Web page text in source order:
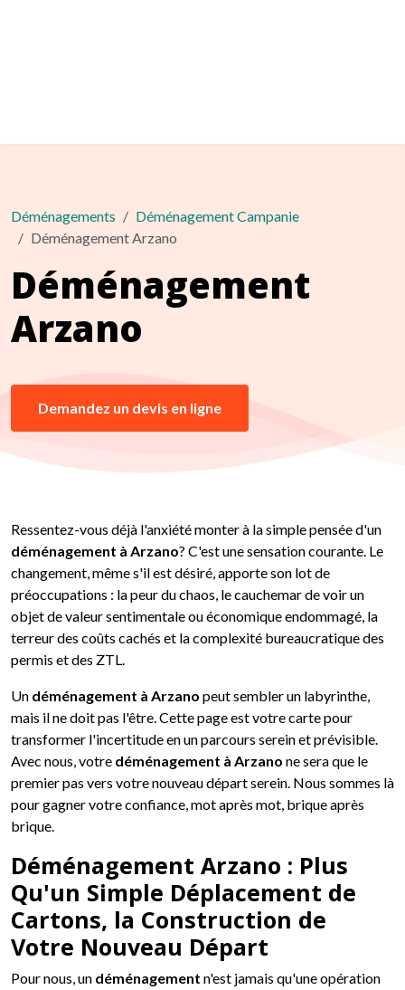
Déménagements
Déménagement Campanie
Déménagement Arzano
Déménagement
Arzano
Demandez un devis en ligne
Ressentez-vous déjà l'anxiété monter à la simple pensée d'un
déménagement à Arzano? C'est une sensation courante. Le
changement, même s'il est désiré, apporte son lot de
préoccupations : la peur du chaos, le cauchemar de voir un
objet de valeur sentimentale ou économique endommagé, la
terreur des coûts cachés et la complexité bureaucratique des
permis et des ZTL.
Un déménagement à Arzano peut sembler un labyrinthe,
mais il ne doit pas l'être. Cette page est votre carte pour
transformer l'incertitude en un parcours serein et prévisible.
Avec nous, votre déménagement à Arzano ne sera que le
premier pas vers votre nouveau départ serein. Nous sommes là
pour gagner votre confiance, mot après mot, brique après
brique.
Déménagement Arzano : Plus
Qu'un Simple Déplacement de
Cartons, la Construction de
Votre Nouveau Départ
Pour nous, un déménagement n'est jamais qu'une opération